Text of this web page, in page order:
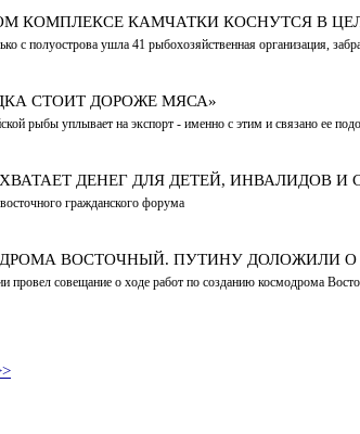
КОМПЛЕКСЕ КАМЧАТКИ КОСНУТСЯ В
с полуострова ушла 41 рыбохозяйственная организация,
СТОИТ ДОРОЖЕ МЯСА»
рыбы уплывает на экспорт - именно с этим и связано ее
ДЕНЕГ ДЛЯ ДЕТЕЙ, ИНВАЛИДОВ И
гражданского форума
ВОСТОЧНЫЙ. ПУТИНУ ДОЛОЖИЛИ О
провел совещание о ходе работ по созданию космодрома